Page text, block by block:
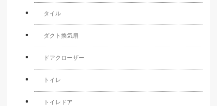
タイル
ダクト換気扇
ドアクローザー
トイレ
トイレドア